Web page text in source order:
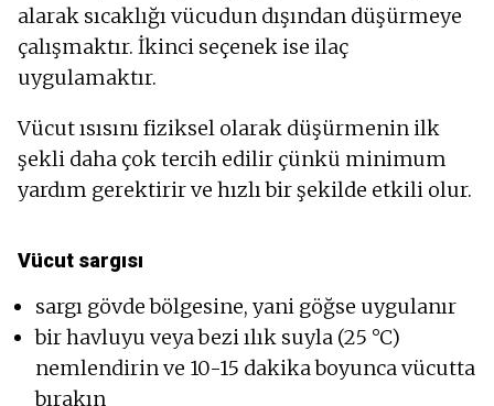
alarak sıcaklığı vücudun dışından düşürmeye
çalışmaktır. İkinci seçenek ise ilaç
uygulamaktır.
Vücut ısısını fiziksel olarak düşürmenin ilk
şekli daha çok tercih edilir çünkü minimum
yardım gerektirir ve hızlı bir şekilde etkili olur.
Vücut sargısı
sargı gövde bölgesine, yani göğse uygulanır
bir havluyu veya bezi ılık suyla (25 °C)
nemlendirin ve 10-15 dakika boyunca vücutta
bırakın